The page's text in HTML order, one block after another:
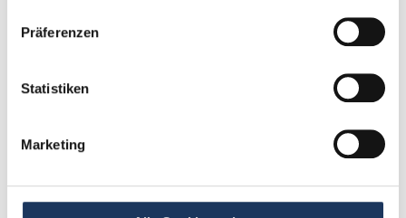
Präferenzen
Statistiken
Marketing
Ansprechpartner
Zahnarztpraxis für Ihren nächsten Karriereschritt zu
unsere Stellenangebote: Melden Sie sich einfach!
Jetzt zur kostenlosen Stellenanfrage